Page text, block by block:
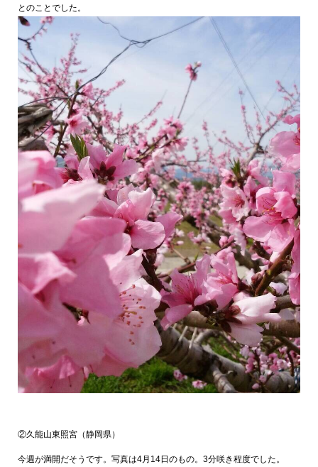
とのことでした。
②久能山東照宮（静岡県）
今週が満開だそうです。写真は4月14日のもの。3分咲き程度でした。